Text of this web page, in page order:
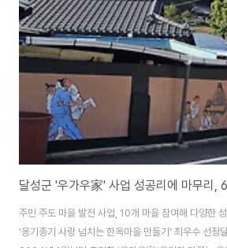
원의 적극적인 협조를 요청했으며, 참석 의원들은 전
대구시는 이날 회의에서 주요 정책 현안으로 ▲대구
▲TK신공항특별법 개정 ▲낙동강 취..
달성군 '우가우家' 사업 성공리에 마무리,
주민 주도 마을 발전 사업, 10개 마을 참여해 다양한
'옹기종기 사랑 넘치는 한옥마을 만들기' 최우수 선정